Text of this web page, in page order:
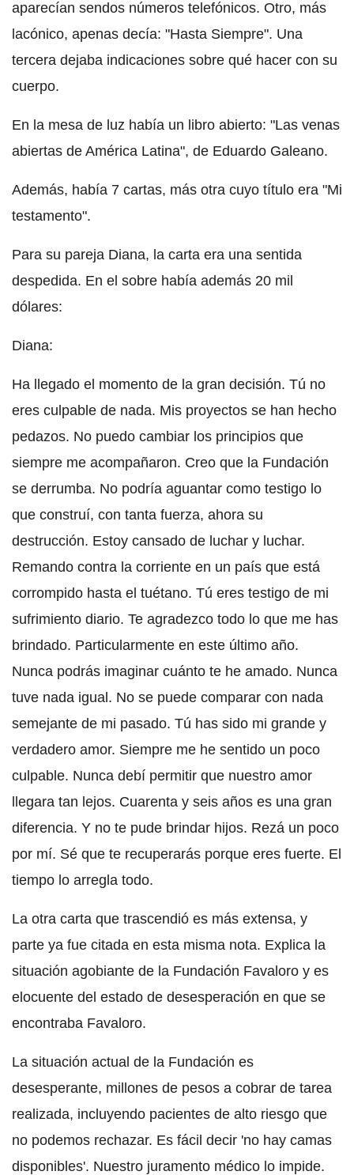
aparecían sendos números telefónicos. Otro, más
lacónico, apenas decía: "Hasta Siempre". Una
tercera dejaba indicaciones sobre qué hacer con su
cuerpo.
En la mesa de luz había un libro abierto: "Las venas
abiertas de América Latina", de Eduardo Galeano.
Además, había 7 cartas, más otra cuyo título era "Mi
testamento".
Para su pareja Diana, la carta era una sentida
despedida. En el sobre había además 20 mil
dólares:
Diana:
Ha llegado el momento de la gran decisión. Tú no
eres culpable de nada. Mis proyectos se han hecho
pedazos. No puedo cambiar los principios que
siempre me acompañaron. Creo que la Fundación
se derrumba. No podría aguantar como testigo lo
que construí, con tanta fuerza, ahora su
destrucción. Estoy cansado de luchar y luchar.
Remando contra la corriente en un país que está
corrompido hasta el tuétano. Tú eres testigo de mi
sufrimiento diario. Te agradezco todo lo que me has
brindado. Particularmente en este último año.
Nunca podrás imaginar cuánto te he amado. Nunca
tuve nada igual. No se puede comparar con nada
semejante de mi pasado. Tú has sido mi grande y
verdadero amor. Siempre me he sentido un poco
culpable. Nunca debí permitir que nuestro amor
llegara tan lejos. Cuarenta y seis años es una gran
diferencia. Y no te pude brindar hijos. Rezá un poco
por mí. Sé que te recuperarás porque eres fuerte. El
tiempo lo arregla todo.
La otra carta que trascendió es más extensa, y
parte ya fue citada en esta misma nota. Explica la
situación agobiante de la Fundación Favaloro y es
elocuente del estado de desesperación en que se
encontraba Favaloro.
La situación actual de la Fundación es
desesperante, millones de pesos a cobrar de tarea
realizada, incluyendo pacientes de alto riesgo que
no podemos rechazar. Es fácil decir 'no hay camas
disponibles'. Nuestro juramento médico lo impide.